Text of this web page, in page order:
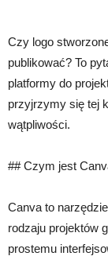
Czy logo
publikować? To
platformy do
przyjrzymy się tej
wątpliwości.
## Czym jest
Canva to
rodzaju projektów
prostemu